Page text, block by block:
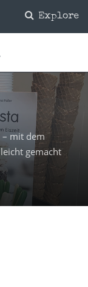
Explore
– mit dem
gemacht